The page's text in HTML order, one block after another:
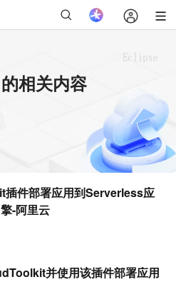
相关内容
件部署应用到Serverless应
-阿里云
并使用该插件部署应用